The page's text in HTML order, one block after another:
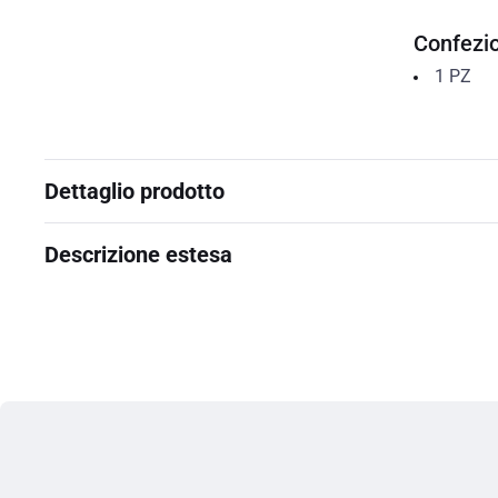
1 PZ
Dettaglio prodotto
Descrizione estesa